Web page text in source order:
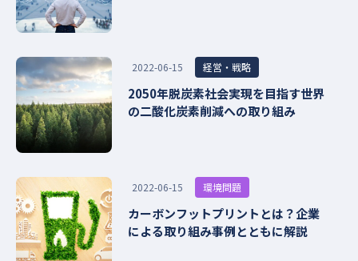
2022-06-15 経営・戦略
2050年脱炭素社会実現を目指す世界
の二酸化炭素削減への取り組み
2022-06-15 環境問題
カーボンフットプリントとは？企業
による取り組み事例とともに解説